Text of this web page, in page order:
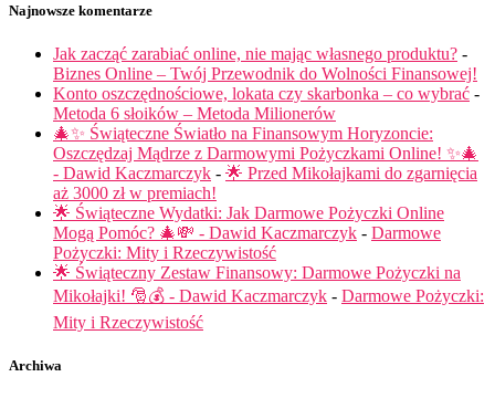
Najnowsze komentarze
Jak zacząć zarabiać online, nie mając własnego produktu? -
Biznes Online – Twój Przewodnik do Wolności Finansowej!
Konto oszczędnościowe, lokata czy skarbonka – co wybrać -
Metoda 6 słoików – Metoda Milionerów
🎄✨ Świąteczne Światło na Finansowym Horyzoncie:
Oszczędzaj Mądrze z Darmowymi Pożyczkami Online! ✨🎄
- Dawid Kaczmarczyk - 🌟 Przed Mikołajkami do zgarnięcia
aż 3000 zł w premiach!
🌟 Świąteczne Wydatki: Jak Darmowe Pożyczki Online
Mogą Pomóc? 🎄💸 - Dawid Kaczmarczyk - Darmowe
Pożyczki: Mity i Rzeczywistość
🌟 Świąteczny Zestaw Finansowy: Darmowe Pożyczki na
Mikołajki! 🎅💰 - Dawid Kaczmarczyk - Darmowe Pożyczki:
Mity i Rzeczywistość
Archiwa